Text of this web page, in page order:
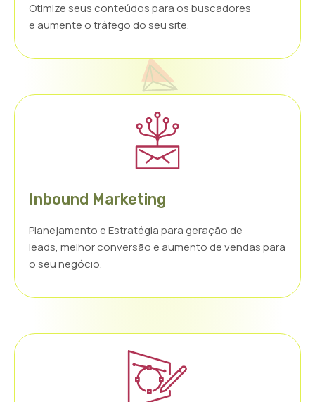
Otimize seus conteúdos para os buscadores
e aumente o tráfego do seu site.
Inbound Marketing
Planejamento e Estratégia para geração de
leads, melhor conversão e aumento de vendas para
o seu negócio.